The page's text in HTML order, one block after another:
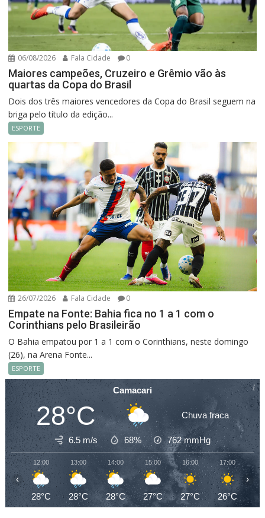
06/08/2026 Fala Cidade 0
Maiores campeões, Cruzeiro e Grêmio vão às
quartas da Copa do Brasil
Dois dos três maiores vencedores da Copa do Brasil seguem na
briga pelo título da edição...
ESPORTE
26/07/2026 Fala Cidade 0
Empate na Fonte: Bahia fica no 1 a 1 com o
Corinthians pelo Brasileirão
O Bahia empatou por 1 a 1 com o Corinthians, neste domingo
(26), na Arena Fonte...
ESPORTE
Camacari
28°C Chuva fraca
6.5 m/s 68% 762mmHg
12:00
28°C
13:00
28°C
14:00
28°C
15:00
27°C
16:00
27°C
17:00
26°C
‹ ›